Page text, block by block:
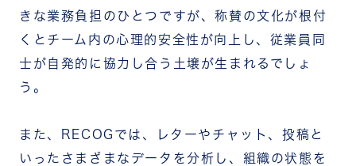
きな業務負担のひとつですが、称賛の文化が根付
くとチーム内の心理的安全性が向上し、従業員同
士が自発的に協力し合う土壌が生まれるでしょ
う。
また、RECOGでは、レターやチャット、投稿と
いったさまざまなデータを分析し、組織の状態を